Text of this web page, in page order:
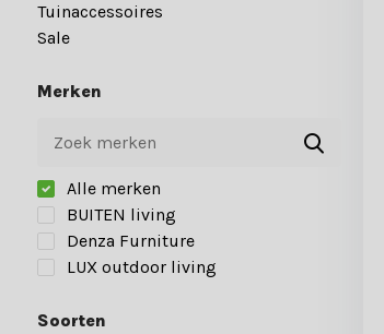
Tuinaccessoires
Sale
Merken
Alle merken
BUITEN living
Denza Furniture
LUX outdoor living
Soorten